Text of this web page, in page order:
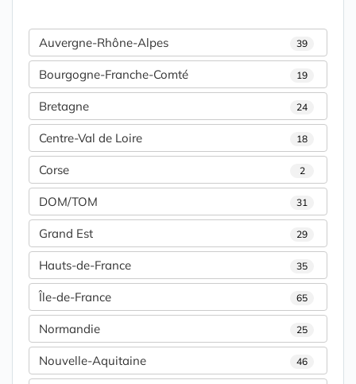
Auvergne-Rhône-Alpes 39
Bourgogne-Franche-Comté 19
Bretagne 24
Centre-Val de Loire 18
Corse 2
DOM/TOM 31
Grand Est 29
Hauts-de-France 35
Île-de-France 65
Normandie 25
Nouvelle-Aquitaine 46